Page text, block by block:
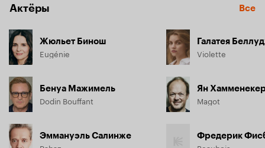
Актёры Все
Жюльет Бинош
Eugénie
Бенуа Мажимель
Dodin Bouffant
Эммануэль Салинже
Галатея
Violette
Ян
Magot
Фредерик